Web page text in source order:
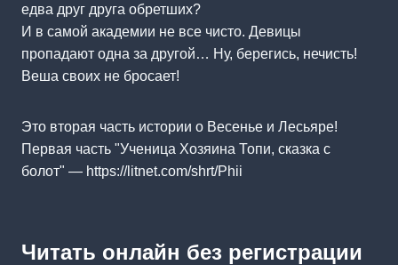
едва друг друга обретших?
И в самой академии не все чисто. Девицы
пропадают одна за другой… Ну, берегись, нечисть!
Веша своих не бросает!
Это вторая часть истории о Весенье и Лесьяре!
Первая часть "Ученица Хозяина Топи, сказка с
болот" — https://litnet.com/shrt/Phii
Читать онлайн без регистрации